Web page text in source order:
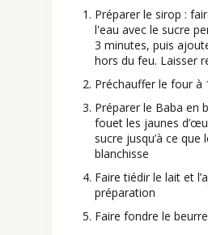
Préparer le sirop :
l'eau avec le sucre
3 minutes, puis
hors du feu. Laisser
Préchauffer le four à
Préparer le Baba en
fouet les jaunes
sucre jusqu’à ce que
blanchisse
Faire tiédir le lait et
préparation
Faire fondre le